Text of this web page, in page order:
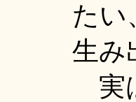
たい
生み
実